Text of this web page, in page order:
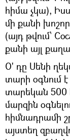
հիմա չկա),
մի քանի
(այդ թվում՝
քանի այլ
Օ' դը Սենի
տարի օգնում
տարեկան 500
մարզին
հիմնադրամի
այստեղ